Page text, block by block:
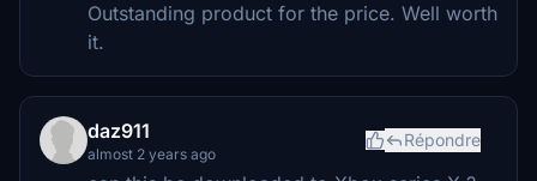
Outstanding product for the price. Well worth
it.
daz911
almost 2 years ago
Répondre